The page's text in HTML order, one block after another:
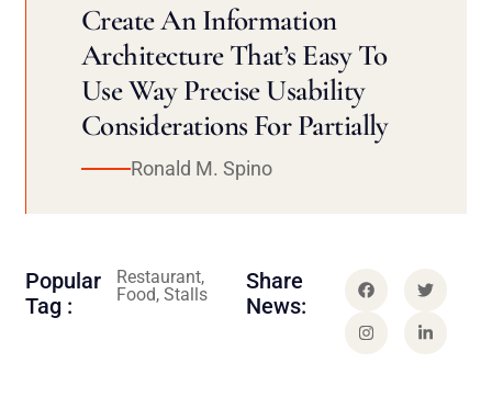
Create An Information
Architecture That’s Easy To
Use Way Precise Usability
Considerations For Partially
Ronald M. Spino
Popular
Tag :
Restaurant,
Food, Stalls
Share
News: